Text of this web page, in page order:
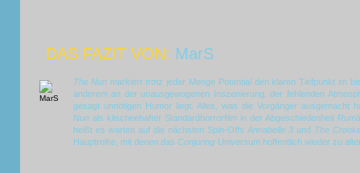
DAS FAZIT VON: MarS
The Nun markiert trotz jeder Menge Potential den klaren Tiefpunkt im
anderem an der unausgewogenen Inszenierung, der fehlenden
gesagt unnötigen Humor liegt. Alles, was die Vorgänger ausgemacht
Nun als klischeehafter Standardhorrorfilm in der Abgeschiedenheit
heißt es warten auf die nächsten Spin-Offs Annabelle 3und The
Hauptreihe, mit denen das Conjuring-Universum hoffentlich wieder zu